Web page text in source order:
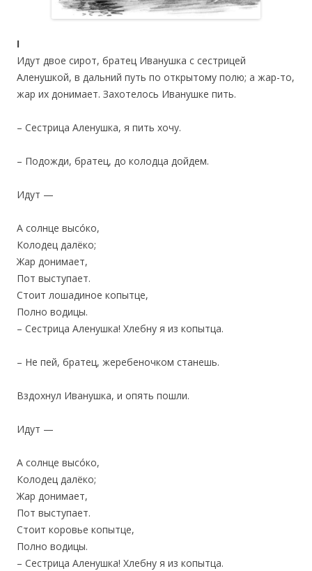
I
Идут двое сирот, братец Иванушка с сестрицей
Аленушкой, в дальний путь по открытому полю; а жар-то,
жар их донимает. Захотелось Иванушке пить.
– Сестрица Аленушка, я пить хочу.
– Подожди, братец, до колодца дойдем.
Идут —
А солнце высóко,
Колодец далёко;
Жар донимает,
Пот выступает.
Стоит лошадиное копытце,
Полно водицы.
– Сестрица Аленушка! Хлебну я из копытца.
– Не пей, братец, жеребеночком станешь.
Вздохнул Иванушка, и опять пошли.
Идут —
А солнце высóко,
Колодец далёко;
Жар донимает,
Пот выступает.
Стоит коровье копытце,
Полно водицы.
– Сестрица Аленушка! Хлебну я из копытца.